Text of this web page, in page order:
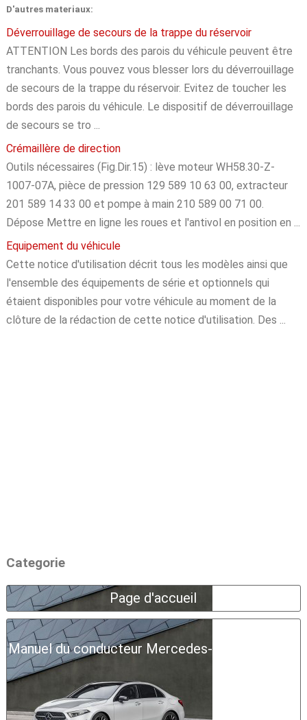
D'autres materiaux:
Déverrouillage de secours de la trappe du réservoir
ATTENTION Les bords des parois du véhicule peuvent être
tranchants. Vous pouvez vous blesser lors du déverrouillage
de secours de la trappe du réservoir. Evitez de toucher les
bords des parois du véhicule. Le dispositif de déverrouillage
de secours se tro ...
Crémaillère de direction
Outils nécessaires (Fig.Dir.15) : lève moteur WH58.30-Z-
1007-07A, pièce de pression 129 589 10 63 00, extracteur
201 589 14 33 00 et pompe à main 210 589 00 71 00.
Dépose Mettre en ligne les roues et l'antivol en position en ...
Equipement du véhicule
Cette notice d'utilisation décrit tous les modèles ainsi que
l'ensemble des équipements de série et optionnels qui
étaient disponibles pour votre véhicule au moment de la
clôture de la rédaction de cette notice d'utilisation. Des ...
Categorie
Page d'accueil
Manuel du conducteur Mercedes-Benz Classe A